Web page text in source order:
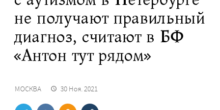
не получают правильный
диагноз, считают в БФ
«Антон тут рядом»
МОСКВА 30 Ноя. 2021